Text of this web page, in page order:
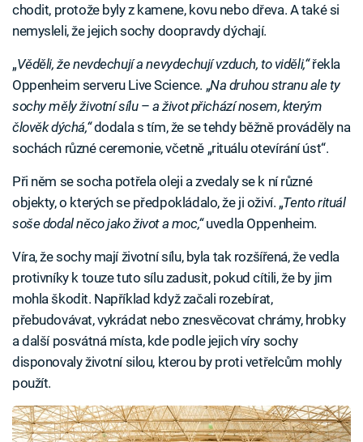
chodit, protože byly z kamene, kovu nebo dřeva. A také si
nemysleli, že jejich sochy doopravdy dýchají.
„Věděli, že nevdechují a nevydechují vzduch, to viděli,“řekla
Oppenheim serveru Live Science. „Na druhou stranu ale ty
sochy měly životní sílu– a život přichází nosem, kterým
člověk dýchá,“dodala s tím, že se tehdy běžně prováděly na
sochách různé ceremonie, včetně „rituálu otevírání úst“.
Při něm se socha potřela oleji a zvedaly se k ní různé
objekty, o kterých se předpokládalo, že ji oživí. „Tento rituál
soše dodal něco jako život a moc,“uvedla Oppenheim.
Víra, že sochy mají životní sílu, byla tak rozšířená, že vedla
protivníky k touze tuto sílu zadusit, pokud cítili, že by jim
mohla škodit. Například když začali rozebírat,
přebudovávat, vykrádat nebo znesvěcovat chrámy, hrobky
a další posvátná místa, kde podle jejich víry sochy
disponovaly životní silou, kterou by proti vetřelcům mohly
použít.